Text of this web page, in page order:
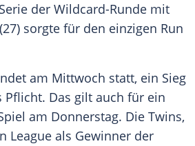
der Wildcard-Runde mit
(27) sorgte für den einzigen Run
am Mittwoch statt, ein Sieg
Pflicht. Das gilt auch für ein
am Donnerstag. Die Twins,
League als Gewinner der